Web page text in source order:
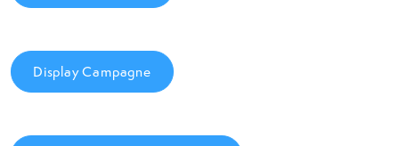
Display Campagne